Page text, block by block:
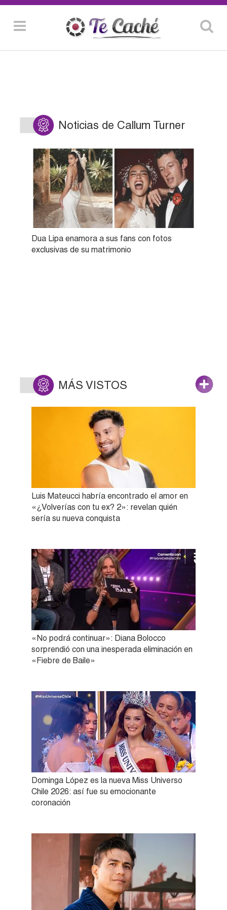
Noticias de Callum Turner
Dua Lipa enamora a sus fans con fotos
exclusivas de su matrimonio
MÁS VISTOS
Luis Mateucci habría encontrado el amor en
«¿Volverías con tu ex? 2»: revelan quién
sería su nueva conquista
«No podrá continuar»: Diana Bolocco
sorprendió con una inesperada eliminación en
«Fiebre de Baile»
Dominga López es la nueva Miss Universo
Chile 2026: así fue su emocionante
coronación